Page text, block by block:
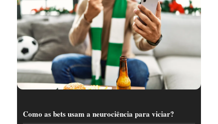
Como as bets usam a neurociência para viciar?